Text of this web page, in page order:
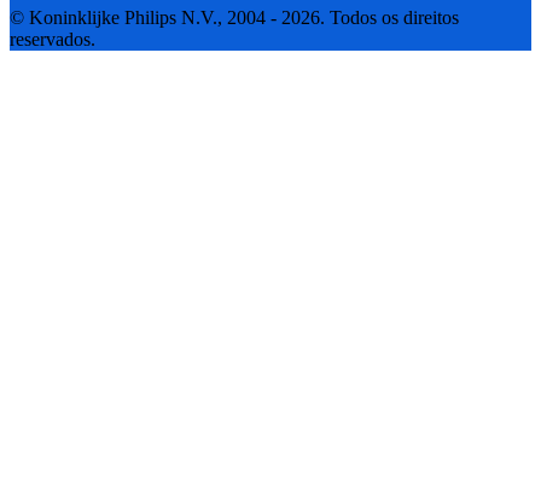
© Koninklijke Philips N.V., 2004 - 2026. Todos os direitos
reservados.